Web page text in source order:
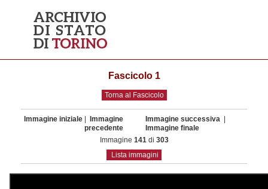
Fascicolo 1
Torna al Fascicolo
Immagine iniziale
Immagine
precedente
Immagine successiva
Immagine finale
Immagine 141di 303
Lista immagini